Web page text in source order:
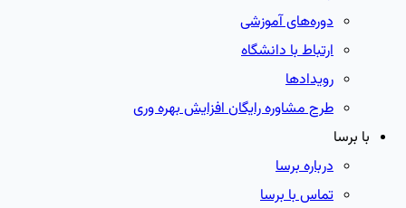
دوره‌های آموزشی
ارتباط با دانشگاه
رویدادها
طرح مشاوره رایگان افزایش بهره وری
با برسا
درباره برسا
تماس با برسا